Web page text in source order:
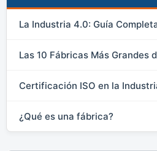
La Industria 4.0: Guía
Las 10 Fábricas Más Grandes
Certificación ISO en la
¿Qué es una fábrica?